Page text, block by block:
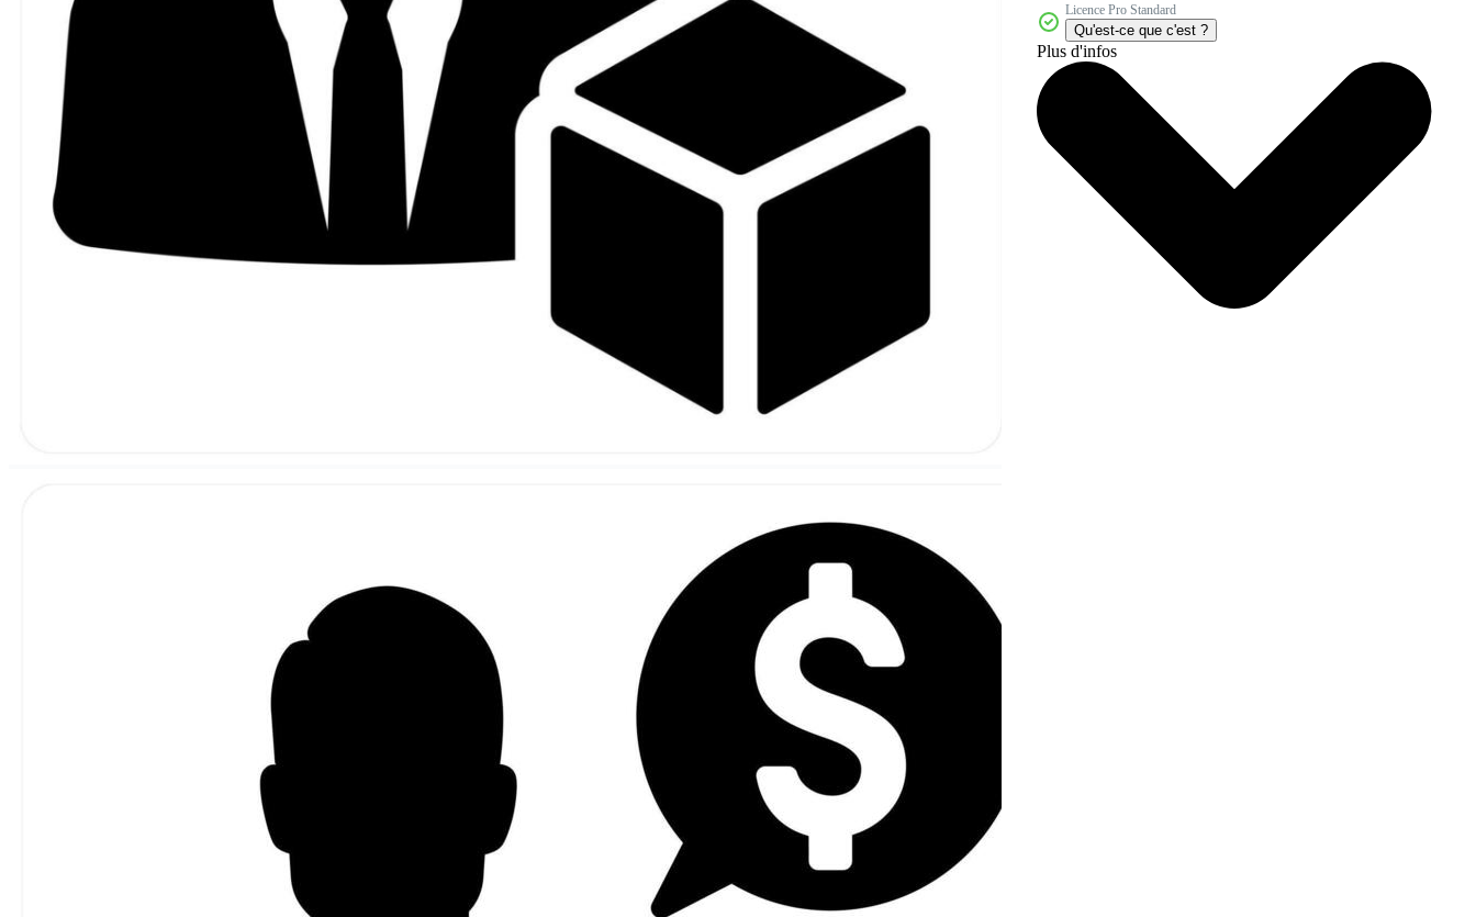
Licence Pro Standard
Qu'est-ce que c'est ?
Plus d'infos